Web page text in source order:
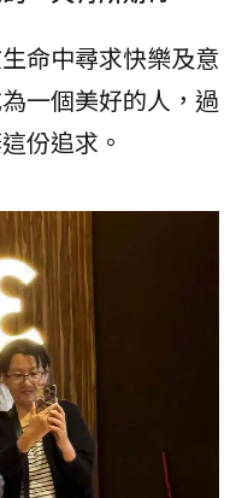
命中尋求快樂及意
一個美好的人，過
份追求。